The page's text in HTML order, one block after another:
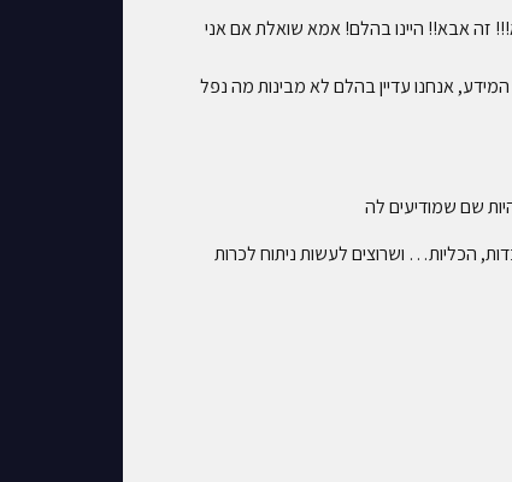
זה אבא!! היינו בהלם! אמא שואלת אם אני
אנחנו עדיין בהלם לא מבינות מה נפל
שם שמודיעים לה
הכליות… ושרוצים לעשות ניתוח לכרות